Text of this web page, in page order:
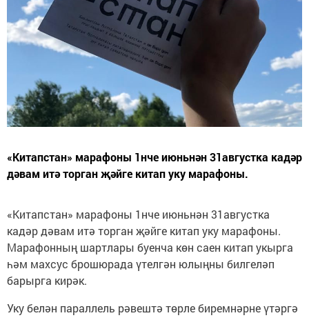
«Китапстан» марафоны 1нче июньнән 31августка кадәр
дәвам итә торган җәйге китап уку марафоны.
«Китапстан» марафоны 1нче июньнән 31августка
кадәр дәвам итә торган җәйге китап уку марафоны.
Марафонның шартлары буенча көн саен китап укырга
һәм махсус брошюрада үтелгән юлыңны билгеләп
барырга кирәк.
Уку белән параллель рәвештә төрле биремнәрне үтәргә